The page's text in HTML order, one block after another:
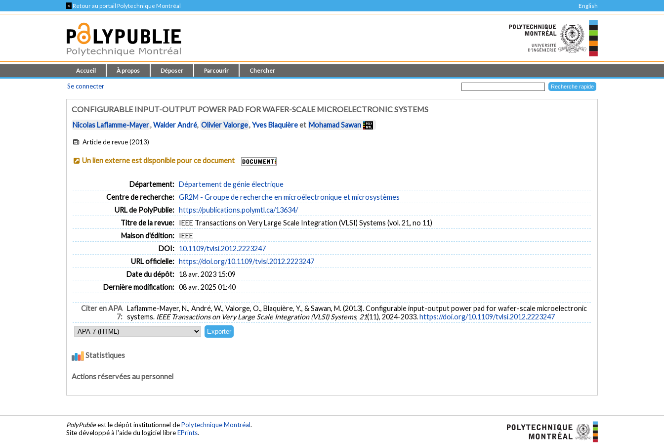
< Retour au portail Polytechnique Montréal English
Accueil À propos Déposer Parcourir Chercher
Se connecter
CONFIGURABLE INPUT-OUTPUT POWER PAD FOR WAFER-SCALE MICROELECTRONIC SYSTEMS
Nicolas Laflamme-Mayer,Walder André, Olivier Valorge,Yves Blaquièreet Mohamad Sawan
Article de revue (2013)
Un lien externe est disponible pour ce document
Département: Département de génie électrique
Centre de recherche: GR2M - Groupe de recherche en microélectronique et microsystèmes
URL de PolyPublie: https://publications.polymtl.ca/13634/
Titre de la revue: IEEE Transactions on Very Large Scale Integration (VLSI) Systems (vol. 21, no 11)
Maison d'édition: IEEE
DOI: 10.1109/tvlsi.2012.2223247
URL officielle: https://doi.org/10.1109/tvlsi.2012.2223247
Date du dépôt: 18 avr. 2023 15:09
Dernière modification: 08 avr. 2025 01:40
Citer en APA
7:
Laflamme-Mayer, N., André, W., Valorge, O., Blaquière, Y., & Sawan, M. (2013). Configurable input-output power pad for wafer-scale microelectronic
systems. IEEE Transactions on Very Large Scale Integration (VLSI) Systems, 21(11), 2024-2033.https://doi.org/10.1109/tvlsi.2012.2223247
Statistiques
Actions réservées au personnel
PolyPublieest le dépôt institutionnel dePolytechnique Montréal.
Site développé à l'aide du logiciel libreEPrints.